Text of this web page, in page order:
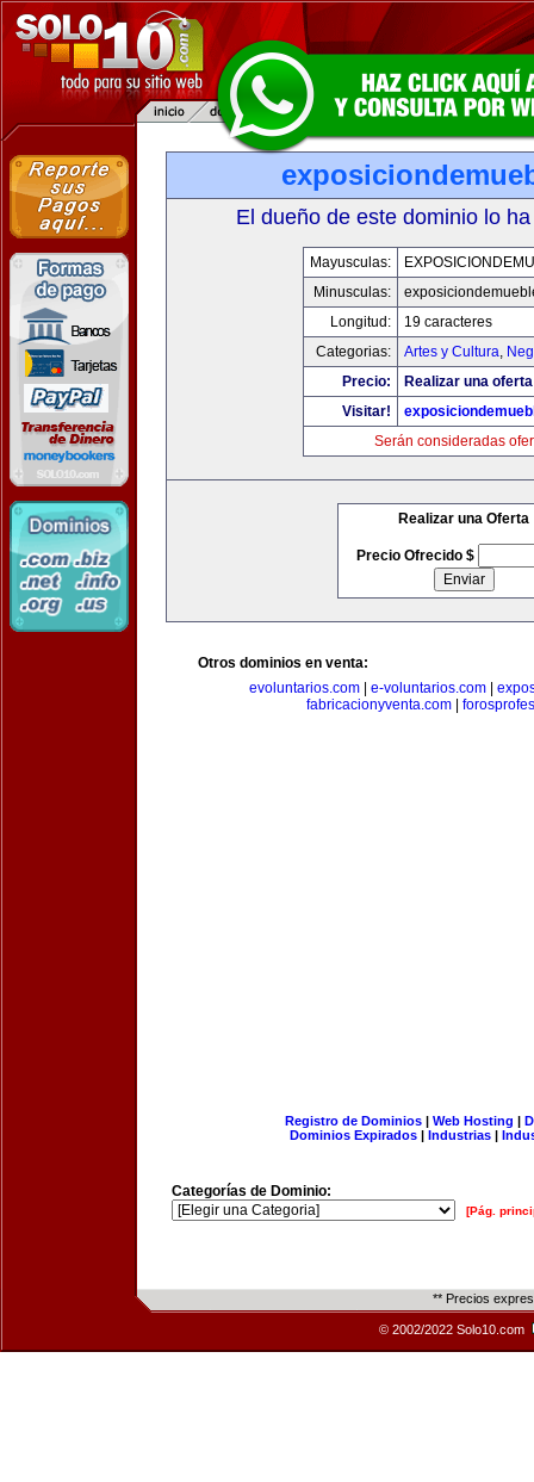
El dueño de este dominio lo
Mayusculas:
Minusculas:
Longitud:
19 caracteres
Categorias:
Artes y Cultura,
Precio:
Realizar una
Visitar!
Serán consideradas
Realizar una Oferta
Precio Ofrecido $
Otros dominios en venta:
evoluntarios.com
e-voluntarios.com
fabricacionyventa.com
Registro de Dominios| Web Hosting |
Dominios Expirados | Industrias |
Categorías de Dominio:
[Pág.
** Precios
© 2002/2022 Solo10.com